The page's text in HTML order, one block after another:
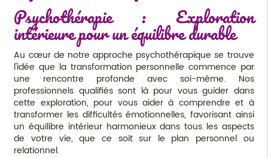
Psychothérapie : Exploration
intérieure pour un équilibre durable
Au cœur de notre approche psychothérapique se trouve
l'idée que la transformation personnelle commence par
une rencontre profonde avec soi-même. Nos
professionnels qualifiés sont là pour vous guider dans
cette exploration, pour vous aider à comprendre et à
transformer les difficultés émotionnelles, favorisant ainsi
un équilibre intérieur harmonieux dans tous les aspects
de votre vie, que ce soit sur le plan personnel ou
relationnel.